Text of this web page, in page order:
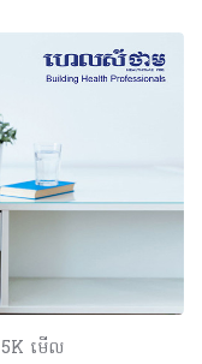
5K មើល